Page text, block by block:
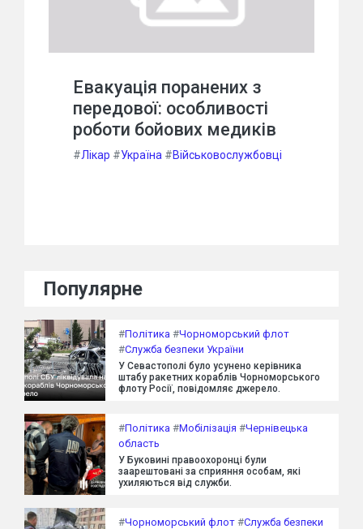
Евакуація поранених з
передової: особливості
роботи бойових медиків
#Лікар #Україна #Військовослужбовці
Популярне
#Політика #Чорноморський флот
#Служба безпеки України
У Севастополі було усунено керівника
штабу ракетних кораблів Чорноморського
флоту Росії, повідомляє джерело.
#Політика #Мобілізація #Чернівецька
область
У Буковині правоохоронці були
заарештовані за сприяння особам, які
ухиляються від служби.
#Чорноморський флот #Служба безпеки